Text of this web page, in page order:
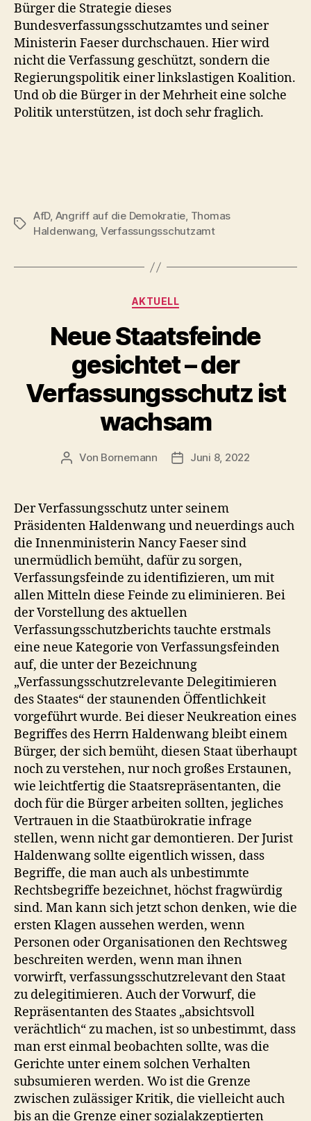
Bürger die Strategie dieses
Bundesverfassungsschutzamtes und seiner
Ministerin Faeser durchschauen. Hier wird
nicht die Verfassung geschützt, sondern die
Regierungspolitik einer linkslastigen Koalition.
Und ob die Bürger in der Mehrheit eine solche
Politik unterstützen, ist doch sehr fraglich.
Schlagwörter
AfD, Angriff auf die Demokratie, Thomas
Haldenwang, Verfassungsschutzamt
Kategorien
AKTUELL
Neue Staatsfeinde
gesichtet – der
Verfassungsschutz ist
wachsam
Beitragsautor
Von Bornemann Veröffentlichungsdatum
Juni 8, 2022
Der Verfassungsschutz unter seinem
Präsidenten Haldenwang und neuerdings auch
die Innenministerin Nancy Faeser sind
unermüdlich bemüht, dafür zu sorgen,
Verfassungsfeinde zu identifizieren, um mit
allen Mitteln diese Feinde zu eliminieren. Bei
der Vorstellung des aktuellen
Verfassungsschutzberichts tauchte erstmals
eine neue Kategorie von Verfassungsfeinden
auf, die unter der Bezeichnung
„Verfassungsschutzrelevante Delegitimieren
des Staates“ der staunenden Öffentlichkeit
vorgeführt wurde. Bei dieser Neukreation eines
Begriffes des Herrn Haldenwang bleibt einem
Bürger, der sich bemüht, diesen Staat überhaupt
noch zu verstehen, nur noch großes Erstaunen,
wie leichtfertig die Staatsrepräsentanten, die
doch für die Bürger arbeiten sollten, jegliches
Vertrauen in die Staatbürokratie infrage
stellen, wenn nicht gar demontieren. Der Jurist
Haldenwang sollte eigentlich wissen, dass
Begriffe, die man auch als unbestimmte
Rechtsbegriffe bezeichnet, höchst fragwürdig
sind. Man kann sich jetzt schon denken, wie die
ersten Klagen aussehen werden, wenn
Personen oder Organisationen den Rechtsweg
beschreiten werden, wenn man ihnen
vorwirft, verfassungsschutzrelevant den Staat
zu delegitimieren. Auch der Vorwurf, die
Repräsentanten des Staates „absichtsvoll
verächtlich“ zu machen, ist so unbestimmt, dass
man erst einmal beobachten sollte, was die
Gerichte unter einem solchen Verhalten
subsumieren werden. Wo ist die Grenze
zwischen zulässiger Kritik, die vielleicht auch
bis an die Grenze einer sozialakzeptierten